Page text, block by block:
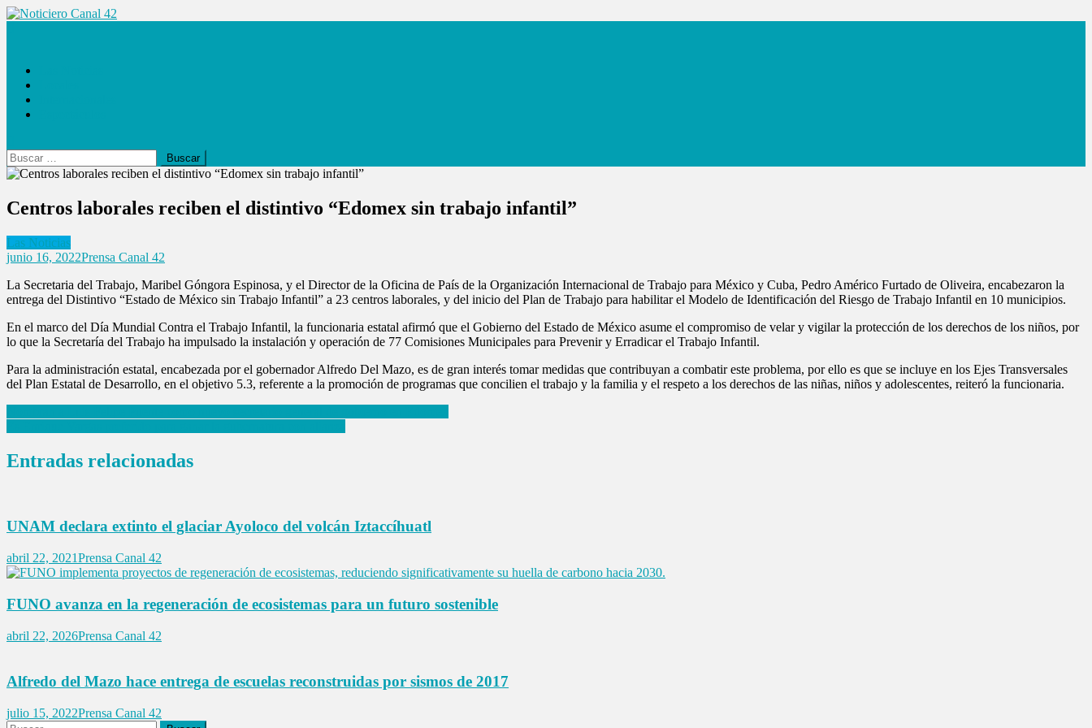
Saltar
Buscar:
Centros laborales reciben el distintivo “Edomex sin trabajo infantil”
Las Noticias
junio 16, 2022Prensa Canal 42
La Secretaria del Trabajo, Maribel Góngora Espinosa, y el Director de la Oficina de País de la Organización Internacional de Trabajo para México y Cuba, Pedro Américo Furtado de Oliveira, encabezaron la
entrega del Distintivo “Estado de México sin Trabajo Infantil” a 23 centros laborales, y del inicio del Plan de Trabajo para habilitar el Modelo de Identificación del Riesgo de Trabajo Infantil en 10 municipios.
En el marco del Día Mundial Contra el Trabajo Infantil, la funcionaria estatal afirmó que el Gobierno del Estado de México asume el compromiso de velar y vigilar la protección de los derechos de los niños, por
lo que la Secretaría del Trabajo ha impulsado la instalación y operación de 77 Comisiones Municipales para Prevenir y Erradicar el Trabajo Infantil.
Para la administración estatal, encabezada por el gobernador Alfredo Del Mazo, es de gran interés tomar medidas que contribuyan a combatir este problema, por ello es que se incluye en los Ejes Transversales
del Plan Estatal de Desarrollo, en el objetivo 5.3, referente a la promoción de programas que concilien el trabajo y la familia y el respeto a los derechos de las niñas, niños y adolescentes, reiteró la funcionaria.
Navegación
de
entradas
Entradas relacionadas
UNAM declara extinto el glaciar Ayoloco del volcán Iztaccíhuatl
abril 22, 2021Prensa Canal 42
FUNO avanza en la regeneración de ecosistemas para un futuro sostenible
abril 22, 2026Prensa Canal 42
Alfredo del Mazo hace entrega de escuelas reconstruidas por sismos de 2017
julio 15, 2022Prensa Canal 42